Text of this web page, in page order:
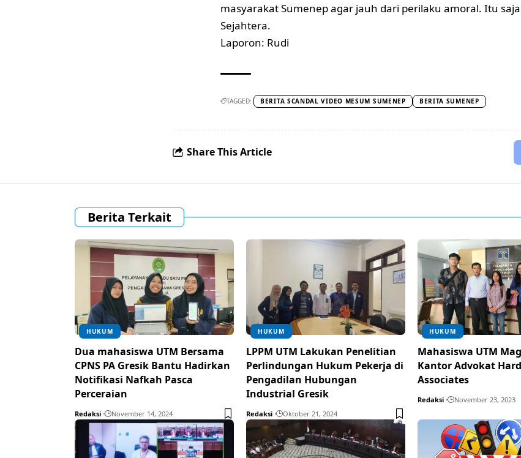
masyarakat Sumenep agar jauh dari perilaku amoral. Itu
Sejahtera.
Laporon: Rudi
TAGGED: BERITA SCANDAL VIDEO MESUM SUMENEP BERITA SUMENEP
Share This Article
Berita Terkait
HUKUM
Dua mahasiswa UTM Bersama
CPNS PA Gresik Bantu Hadirkan
Notifikasi Nafkah Pasca
Perceraian
Redaksi November 14, 2024
HUKUM
LPPM UTM Lakukan Penelitian
Perlindungan Hukum Pekerja di
Pengadilan Hubungan
Industrial Gresik
Redaksi Oktober 21, 2024
HUKUM
Mahasiswa UTM
Kantor Advokat
Associates
Redaksi November 23, 2023